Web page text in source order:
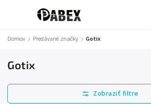
Domov / Predávané značky / Gotix
Gotix